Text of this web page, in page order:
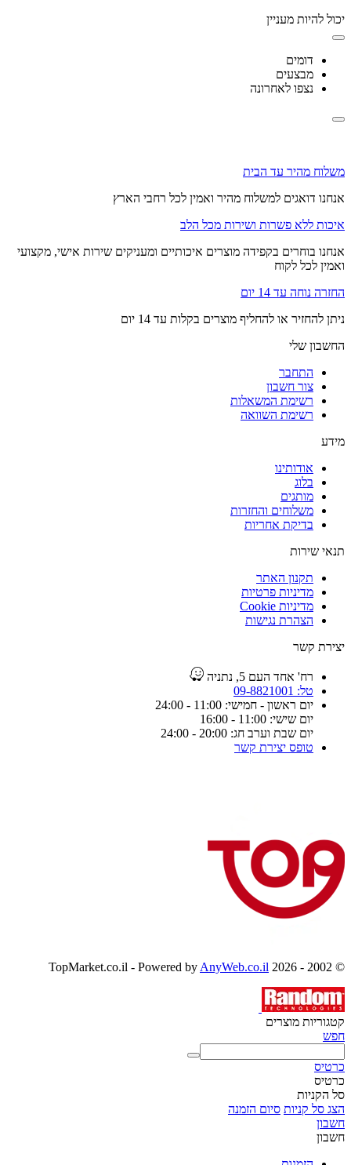
יכול להיות מעניין
דומים
מבצעים
נצפו לאחרונה
משלוח מהיר עד הבית
אנחנו דואגים למשלוח מהיר ואמין לכל רחבי הארץ
איכות ללא פשרות ושירות מכל הלב
אנחנו בוחרים בקפידה מוצרים איכותיים ומעניקים שירות אישי, מקצועי
ואמין לכל לקוח
החזרה נוחה עד 14 יום
ניתן להחזיר או להחליף מוצרים בקלות עד 14 יום
החשבון שלי
התחבר
צור חשבון
רשימת המשאלות
רשימת השוואה
מידע
אודותינו
בלוג
מותגים
משלוחים והחזרות
בדיקת אחריות
תנאי שירות
תקנון האתר
מדיניות פרטיות
מדיניות Cookie
הצהרת נגישות
יצירת קשר
רח' אחד העם 5, נתניה
טל: 09-8821001
יום ראשון - חמישי: 11:00 - 24:00
יום שישי: 11:00 - 16:00
יום שבת וערב חג: 20:00 - 24:00
טופס יצירת קשר
© 2002 - 2026 TopMarket.co.il - Powered by
AnyWeb.co.il
קטגוריות מוצרים
חפש
כרטיס
כרטיס
סל הקניות
הצג סל קניות סיום הזמנה
חשבון
חשבון